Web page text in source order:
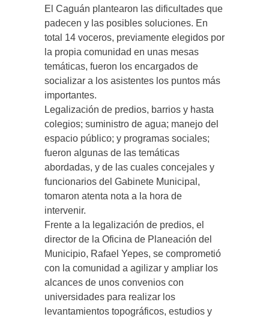
El Caguán plantearon las dificultades que
padecen y las posibles soluciones. En
total 14 voceros, previamente elegidos por
la propia comunidad en unas mesas
temáticas, fueron los encargados de
socializar a los asistentes los puntos más
importantes.
Legalización de predios, barrios y hasta
colegios; suministro de agua; manejo del
espacio público; y programas sociales;
fueron algunas de las temáticas
abordadas, y de las cuales concejales y
funcionarios del Gabinete Municipal,
tomaron atenta nota a la hora de
intervenir.
Frente a la legalización de predios, el
director de la Oficina de Planeación del
Municipio, Rafael Yepes, se comprometió
con la comunidad a agilizar y ampliar los
alcances de unos convenios con
universidades para realizar los
levantamientos topográficos, estudios y